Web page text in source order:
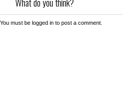
You must be logged in to post a comment.